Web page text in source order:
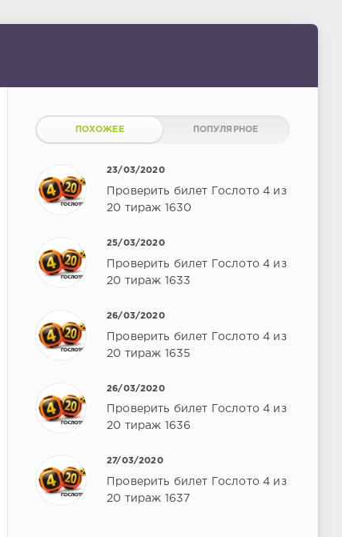
ПОХОЖЕЕ ПОПУЛЯРНОЕ
23/03/2020
Проверить билет Гослото 4 из
20 тираж 1630
25/03/2020
Проверить билет Гослото 4 из
20 тираж 1633
26/03/2020
Проверить билет Гослото 4 из
20 тираж 1635
26/03/2020
Проверить билет Гослото 4 из
20 тираж 1636
27/03/2020
Проверить билет Гослото 4 из
20 тираж 1637